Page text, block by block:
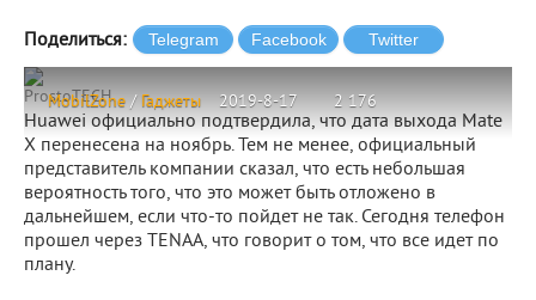
Поделиться:
MobilZone / Гаджеты 2019-8-17 2 176
ProstoTECH
Huawei официально подтвердила, что дата выхода Mate
X перенесена на ноябрь. Тем не менее, официальный
представитель компании сказал, что есть небольшая
вероятность того, что это может быть отложено в
дальнейшем, если что-то пойдет не так. Сегодня телефон
прошел через TENAA, что говорит о том, что все идет по
плану.